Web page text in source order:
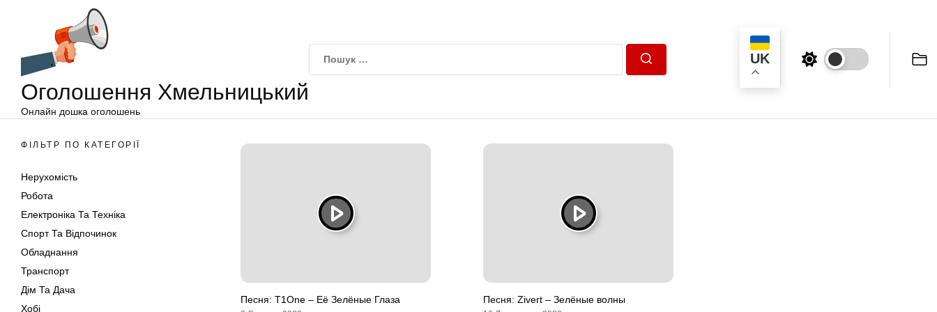
Оголошення Хмельницький
Онлайн дошка оголошень
UK
ФІЛЬТР ПО КАТЕГОРІЇ
Нерухомість
Робота
Електроніка Та Техніка
Спорт Та Відпочинок
Обладнання
Транспорт
Дім Та Дача
Хобі
Песня: T1One – Её Зелёные Глаза Песня: Zivert – Зелёные волны